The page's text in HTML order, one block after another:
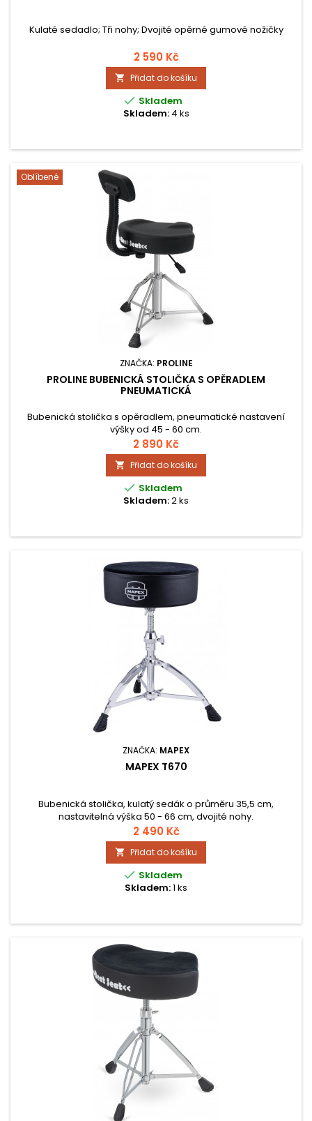
Kulaté sedadlo; Tři nohy; Dvojité opěrné gumové nožičky
2 590 Kč
 Přidat do košíku
 Skladem
Skladem: 4 ks
Oblíbené
ZNAČKA: PROLINE
PROLINE BUBENICKÁ STOLIČKA S OPĚRADLEM
PNEUMATICKÁ
Bubenická stolička s opěradlem, pneumatické nastavení
výšky od 45 - 60 cm.
2 890 Kč
 Přidat do košíku
 Skladem
Skladem:2 ks
ZNAČKA: MAPEX
MAPEX T670
Bubenická stolička, kulatý sedák o průměru 35,5 cm,
nastavitelná výška 50 - 66 cm, dvojité nohy.
2 490 Kč
 Přidat do košíku
 Skladem
Skladem:1 ks